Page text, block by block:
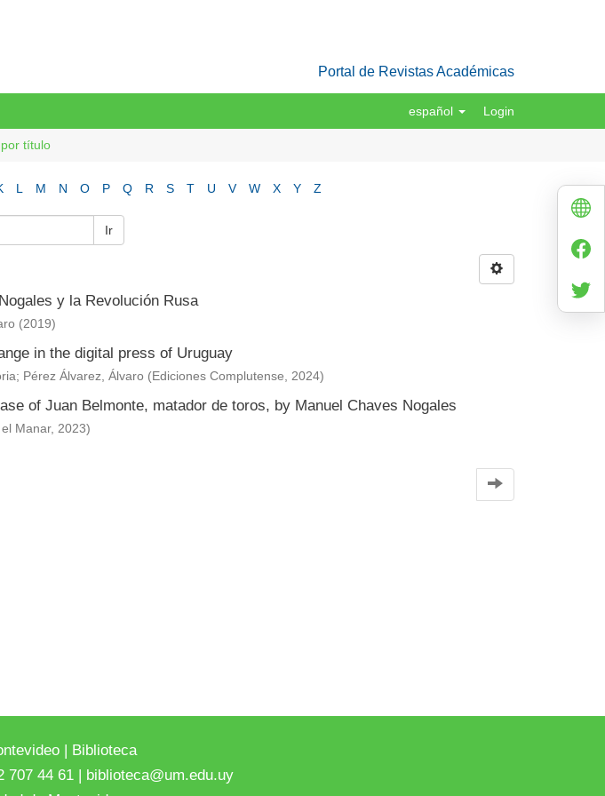
Portal de Revistas Académicas
español Login
título
L M N O P Q R S T U V W X Y Z
Ir
y la Revolución Rusa
(2019)
in the digital press of Uruguay
; Pérez Álvarez, Álvaro (Ediciones Complutense, 2024)
of Juan Belmonte, matador de toros, by Manuel Chaves Nogales
Manar, 2023)
| Biblioteca
707 44 61 | biblioteca@um.edu.uy